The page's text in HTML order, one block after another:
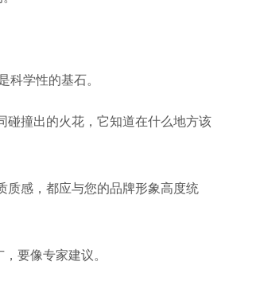
科学性的基石。
碰撞出的火花，它知道在什么地方该
质感，都应与您的品牌形象高度统
要像专家建议。